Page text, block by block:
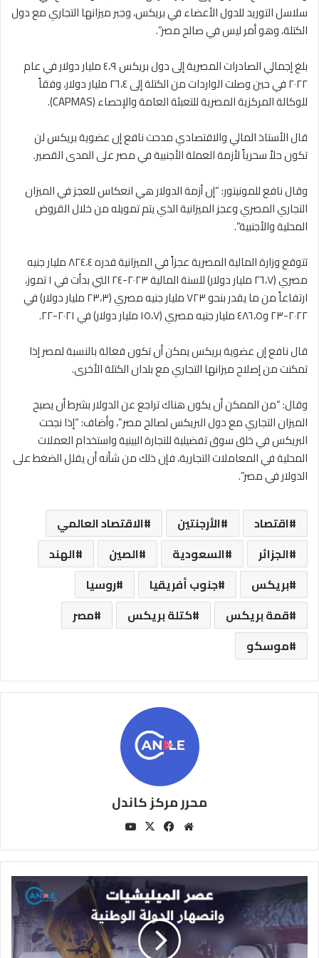
سلاسل التوريد للدول الأعضاء في بريكس، وجبر ميزانها التجاري مع دول
الكتلة، وهو أمر ليس في صالح مصر”.
بلغ إجمالي الصادرات المصرية إلى دول بريكس ٤،٩ مليار دولار في عام
٢٠٢٢ في حين وصلت الواردات من الكتلة إلى ٢٦،٤ مليار دولار، وفقاً
للوكالة المركزية المصرية للتعبئة العامة والإحصاء (CAPMAS).
قال الأستاذ المالي والاقتصادي مدحت نافع إن عضوية بريكس لن
تكون حلاً سحرياً لأزمة العملة الأجنبية في مصر على المدى القصير.
وقال نافع للمونيتور: “إن أزمة الدولار هي انعكاس للعجز في الميزان
التجاري المصري وعجز الميزانية الذي يتم تمويله من خلال القروض
المحلية والأجنبية”.
تتوقع وزارة المالية المصرية عجزاً في الميزانية قدره ٨٢٤،٤ مليار جنيه
مصري (٢٦،٧ مليار دولار) للسنة المالية ٢٠٢٣-٢٤ التي بدأت في ١ تموز،
ارتفاعاً من ما يقدر بنحو ٧٢٣ مليار جنيه مصري (٢٣،٣ مليار دولار) في
٢٠٢٢-٢٣ و٤٨٦،٥ مليار جنيه مصري (١٥،٧ مليار دولار) في ٢٠٢١-٢٢.
قال نافع إن عضوية بريكس يمكن أن تكون فعالة بالنسبة لمصر إذا
تمكنت من إصلاح ميزانها التجاري مع بلدان الكتلة الأخرى.
وقال: “من الممكن أن يكون هناك تراجع عن الدولار بشرط أن يصبح
الميزان التجاري مع دول البريكس لصالح مصر”، وأضاف: “إذا نجحت
البريكس في خلق سوق تفضيلية للتجارة البينية واستخدام العملات
المحلية في المعاملات التجارية، فإن ذلك من شأنه أن يقلل الضغط على
الدولار في مصر”.
اقتصاد الأرجنتين
الاقتصاد العالمي
الجزائر
السعودية الصين
الهند
بريكس
جنوب أفريقيا
روسيا
قمة بريكس
كتلة بريكس
مصر
موسكو
محرر مركز كاندل
مو
الوي
ب
في
وك
‫X
be
ع
ص
ا
ل